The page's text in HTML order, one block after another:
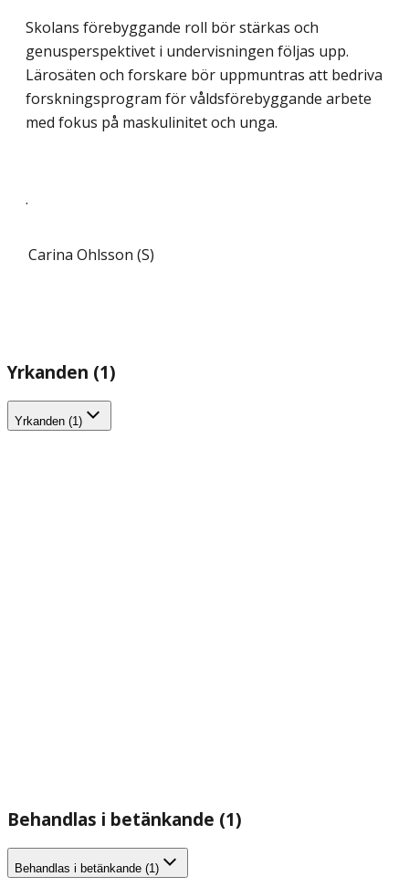
Skolans förebyggande roll bör stärkas och
genusperspektivet i undervisningen följas upp.
Lärosäten och forskare bör uppmuntras att bedriva
forskningsprogram för våldsförebyggande arbete
med fokus på maskulinitet och unga.
.
Carina Ohlsson (S)
Yrkanden (1)
Yrkanden (1)
Behandlas i betänkande (1)
Behandlas i betänkande (1)